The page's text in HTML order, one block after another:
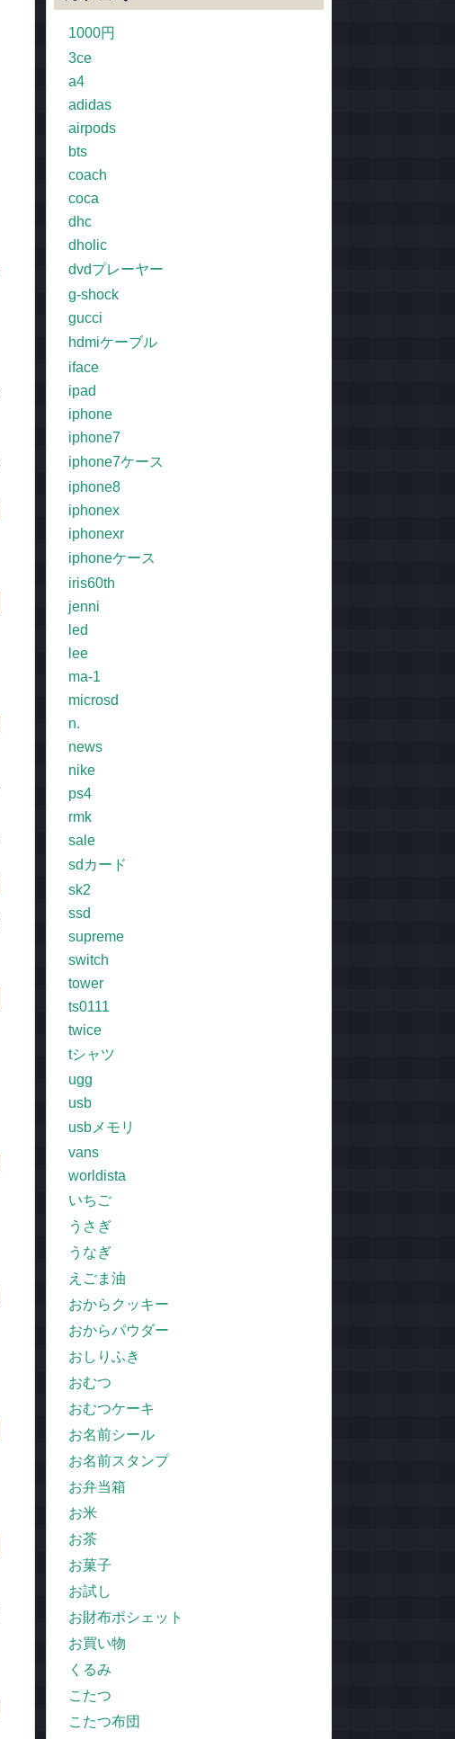
1000円
3ce
a4
adidas
airpods
bts
coach
coca
dhc
dholic
dvdプレーヤー
g-shock
gucci
hdmiケーブル
iface
ipad
iphone
iphone7
iphone7ケース
iphone8
iphonex
iphonexr
iphoneケース
iris60th
jenni
led
lee
ma-1
microsd
n.
news
nike
ps4
rmk
sale
sdカード
sk2
ssd
supreme
switch
tower
ts0111
twice
tシャツ
ugg
usb
usbメモリ
vans
worldista
いちご
うさぎ
うなぎ
えごま油
おからクッキー
おからパウダー
おしりふき
おむつ
おむつケーキ
お名前シール
お名前スタンプ
お弁当箱
お米
お茶
お菓子
お試し
お財布ポシェット
お買い物
くるみ
こたつ
こたつ布団